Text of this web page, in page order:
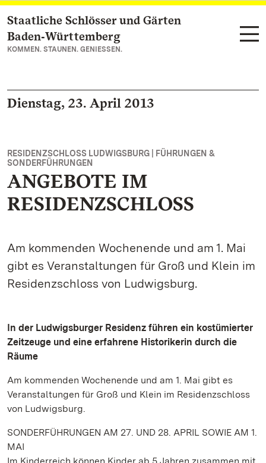
Zum Hauptinhalt springen
Staatliche Schlösser und Gärten
Baden‑Württemberg
KOMMEN. STAUNEN. GENIESSEN.
Dienstag, 23. April 2013
RESIDENZSCHLOSS LUDWIGSBURG | FÜHRUNGEN &
SONDERFÜHRUNGEN
ANGEBOTE IM
RESIDENZSCHLOSS
Am kommenden Wochenende und am 1. Mai
gibt es Veranstaltungen für Groß und Klein im
Residenzschloss von Ludwigsburg.
In der Ludwigsburger Residenz führen ein kostümierter
Zeitzeuge und eine erfahrene Historikerin durch die
Räume
Am kommenden Wochenende und am 1. Mai gibt es
Veranstaltungen für Groß und Klein im Residenzschloss
von Ludwigsburg.
SONDERFÜHRUNGEN AM 27. UND 28. APRIL SOWIE AM 1.
MAI